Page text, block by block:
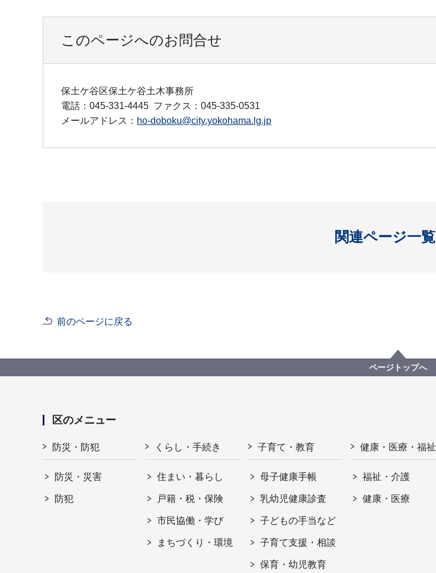
このページへのお問合せ
保土ケ谷区保土ケ谷土木事務所
電話：045-331-4445 ファクス：045-335-0531
メールアドレス： ho-doboku@city.yokohama.lg.jp
関連ページ一覧
開く
前のページに戻る
ページトップへ
区のメニュー
防災・防犯
防災・災害
防犯
くらし・手続き
住まい・暮らし
戸籍・税・保険
市民協働・学び
まちづくり・環境
子育て・教育
母子健康手帳
乳幼児健康診査
子どもの手当など
子育て支援・相談
保育・幼児教育
健康・医療・福祉
福祉・介護
健康・医療